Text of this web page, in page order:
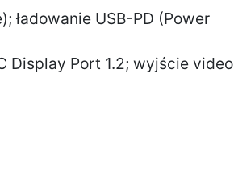
ładowanie USB-PD (Power
Display Port 1.2; wyjście video